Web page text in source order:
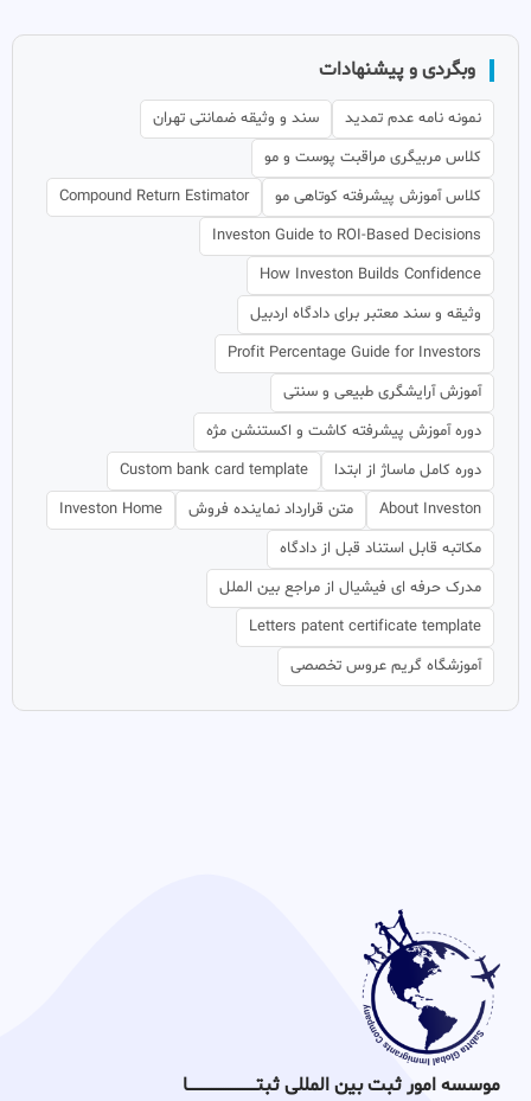
وبگردی و پیشنهادات
نمونه نامه عدم تمدید
سند و وثیقه ضمانتی تهران
کلاس مربیگری مراقبت پوست و مو
کلاس آموزش پیشرفته کوتاهی مو
Compound Return Estimator
Investon Guide to ROI-Based Decisions
How Investon Builds Confidence
وثیقه و سند معتبر برای دادگاه اردبیل
Profit Percentage Guide for Investors
آموزش آرایشگری طبیعی و سنتی
دوره آموزش پیشرفته کاشت و اکستنشن مژه
دوره کامل ماساژ از ابتدا
Custom bank card template
About Investon
متن قرارداد نماینده فروش
Investon Home
مکاتبه قابل استناد قبل از دادگاه
مدرک حرفه ای فیشیال از مراجع بین الملل
Letters patent certificate template
آموزشگاه گریم عروس تخصصی
موسسه امور ثبت بین المللی ثبتـــــــــــــــــــــــــــــا